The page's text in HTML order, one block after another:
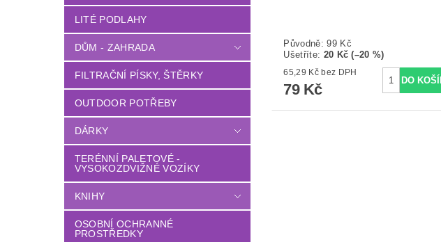
LITÉ PODLAHY
DŮM - ZAHRADA
FILTRAČNÍ PÍSKY, ŠTĚRKY
OUTDOOR POTŘEBY
DÁRKY
TERÉNNÍ PALETOVÉ -
VYSOKOZDVIŽNÉ VOZÍKY
KNIHY
OSOBNÍ OCHRANNÉ
PROSTŘEDKY
Původně:99 Kč
Ušetříte: 20 Kč (–20 %)
65,29 Kč bez DPH
79 Kč